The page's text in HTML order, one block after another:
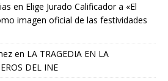
en Elige Jurado Calificador a «El
imagen oficial de las festividades
en LA TRAGEDIA EN LA
DEL INE